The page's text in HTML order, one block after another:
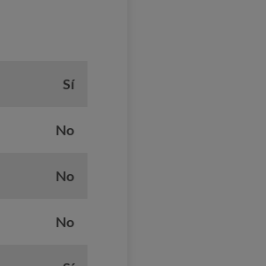
Sí
No
No
No